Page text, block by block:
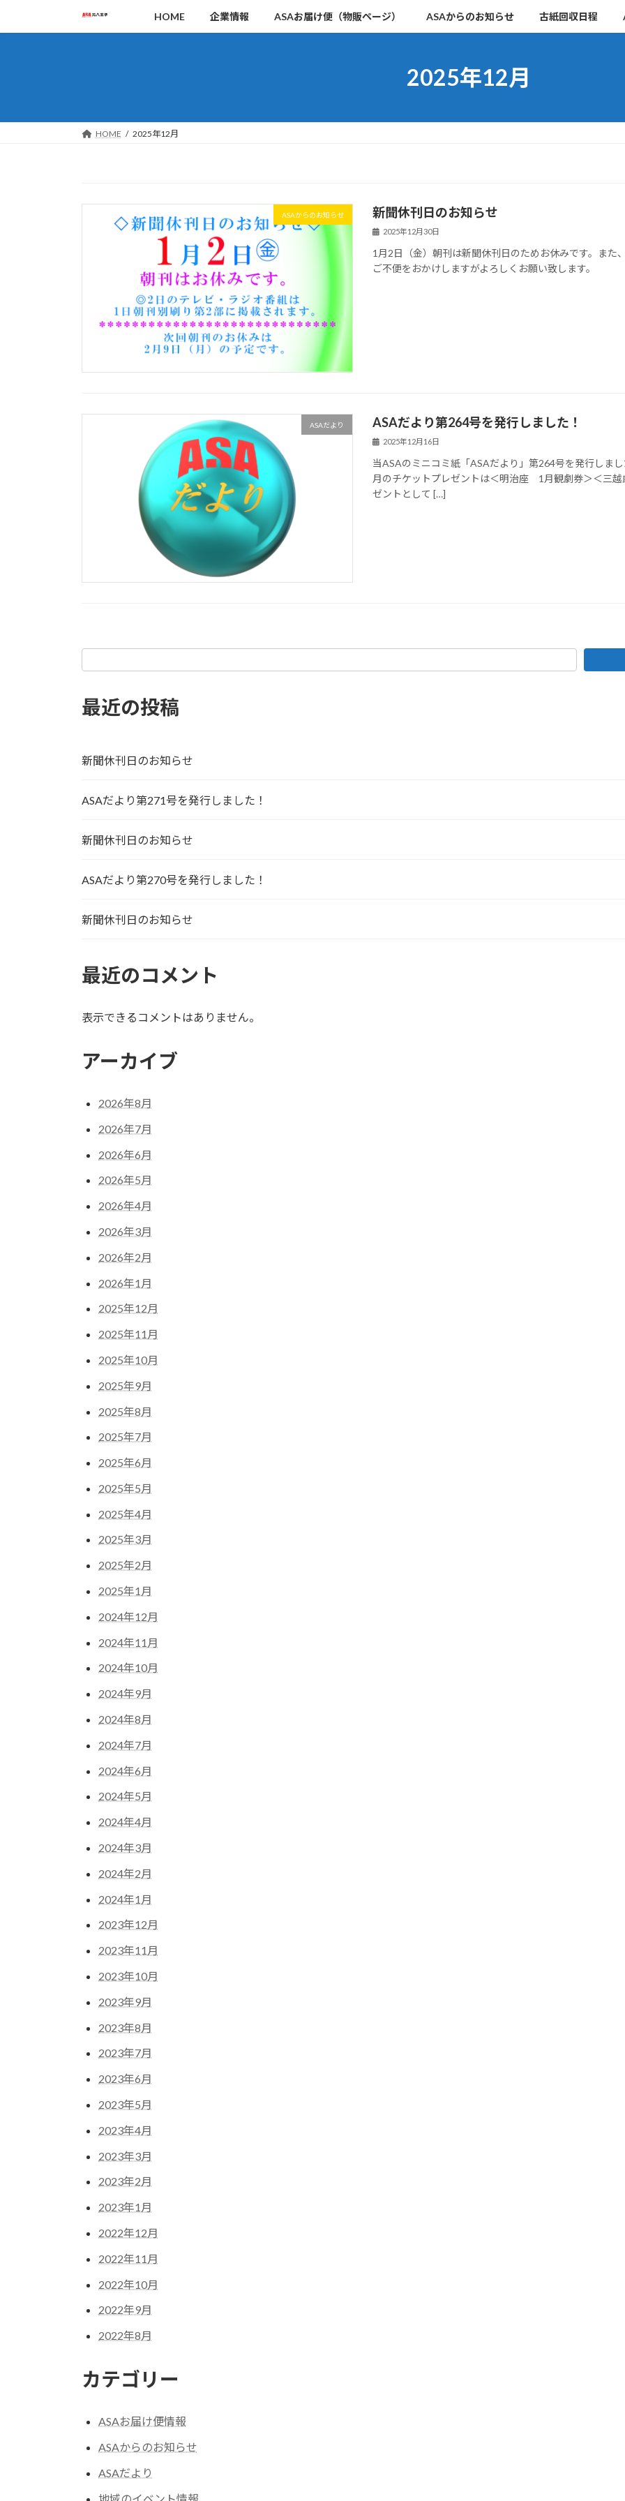
キ
に
HOME 企業情報 ASAお届け便（物販ページ） ASAからのお知らせ 古紙回収日程
2025年12月
HOME 2025年12月
ASAからのお知らせ 新聞休刊日のお知らせ
2025年12月30日
1月2日（金）朝刊は新聞休刊日のためお休みです。ま
ご不便をおかけしますがよろしくお願い致します。
ASAだより ASAだより第264号を発行しました！
2025年12月16日
当ASAのミニコミ紙「ASAだより」第264号を発行しま
月のチケットプレゼントは＜明治座 1月観劇券＞＜三
ゼントとして […]
最近の投稿
新聞休刊日のお知らせ
ASAだより第271号を発行しました！
新聞休刊日のお知らせ
ASAだより第270号を発行しました！
新聞休刊日のお知らせ
最近のコメント
表示できるコメントはありません。
アーカイブ
2026年8月
2026年7月
2026年6月
2026年5月
2026年4月
2026年3月
2026年2月
2026年1月
2025年12月
2025年11月
2025年10月
2025年9月
2025年8月
2025年7月
2025年6月
2025年5月
2025年4月
2025年3月
2025年2月
2025年1月
2024年12月
2024年11月
2024年10月
2024年9月
2024年8月
2024年7月
2024年6月
2024年5月
2024年4月
2024年3月
2024年2月
2024年1月
2023年12月
2023年11月
2023年10月
2023年9月
2023年8月
2023年7月
2023年6月
2023年5月
2023年4月
2023年3月
2023年2月
2023年1月
2022年12月
2022年11月
2022年10月
2022年9月
2022年8月
カテゴリー
ASAお届け便情報
ASAからのお知らせ
ASAだより
地域のイベント情報